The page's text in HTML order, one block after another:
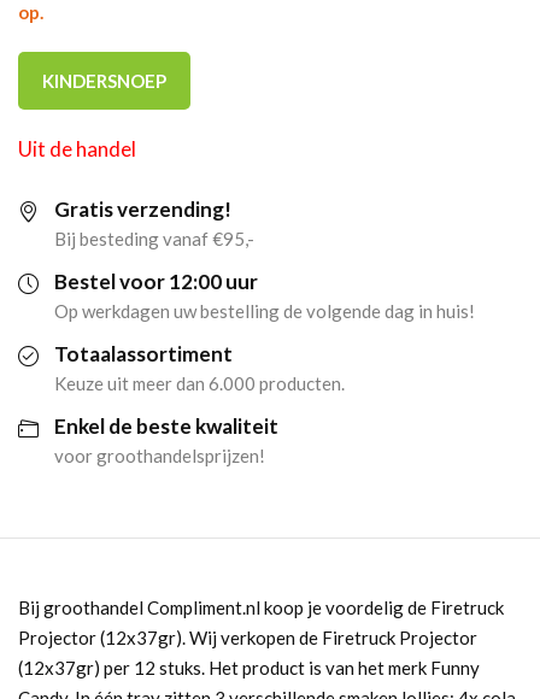
op.
KINDERSNOEP
Uit de handel
Gratis verzending!
Bij besteding vanaf €95,-
Bestel voor 12:00 uur
Op werkdagen uw bestelling de volgende dag in huis!
Totaalassortiment
Keuze uit meer dan 6.000 producten.
Enkel de beste kwaliteit
voor groothandelsprijzen!
Bij groothandel Compliment.nl koop je voordelig de Firetruck
Projector (12x37gr). Wij verkopen de Firetruck Projector
(12x37gr) per 12 stuks. Het product is van het merk Funny